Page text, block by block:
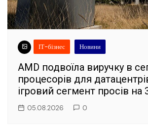
ІТ-бізнес Новини
AMD подвоїла виручку в
процесорів для
ігровий сегмент просів на
05.08.2026 0